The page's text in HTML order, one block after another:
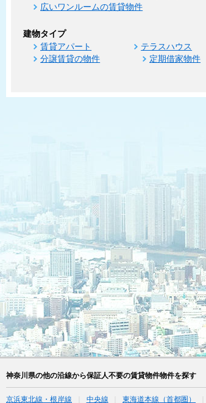
広いワンルームの賃貸物件
建物タイプ
賃貸アパート テラスハウス
分譲賃貸の物件
定期借家物件
神奈川県の他の沿線から保証人不要の賃貸物件物件を探す
京浜東北線・根岸線 中央線 東海道本線（首都圏）